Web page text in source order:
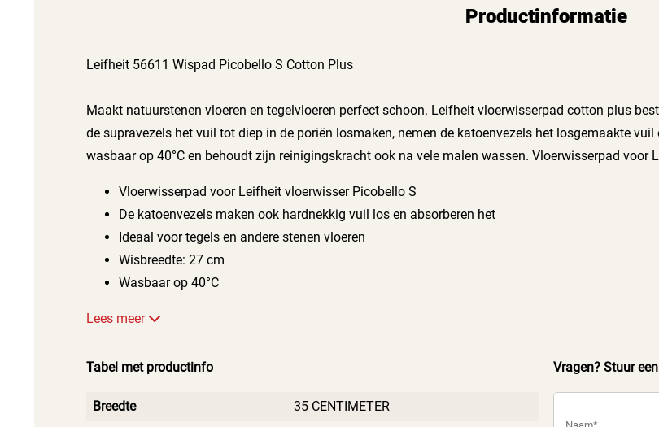
Productinformatie
Leifheit 56611 Wispad Picobello S Cotton Plus
Maakt natuurstenen vloeren en tegelvloeren perfect schoon. Leifheit vloerwisserpad cotton plus
de supravezels het vuil tot diep in de poriën losmaken, nemen de katoenvezels het losgemaakte
wasbaar op 40°C en behoudt zijn reinigingskracht ook na vele malen wassen. Vloerwisserpad voor
Vloerwisserpad voor Leifheit vloerwisser Picobello S
De katoenvezels maken ook hardnekkig vuil los en absorberen het
Ideaal voor tegels en andere stenen vloeren
Wisbreedte: 27 cm
Wasbaar op 40°C
Lees meer
Tabel met productinfo
Breedte
35 CENTIMETER
Vragen? Stuur